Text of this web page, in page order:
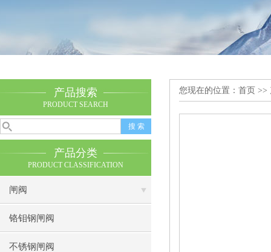
产品搜索
PRODUCT SEARCH
产品分类
PRODUCT CLASSIFICATION
闸阀
铬钼钢闸阀
不锈钢闸阀
您现在的位置： 首页 >>